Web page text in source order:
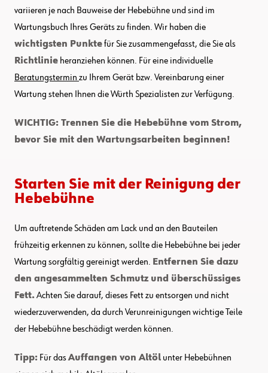
variieren je nach Bauweise der Hebebühne und sind im
Wartungsbuch Ihres Geräts zu finden. Wir haben die
wichtigsten Punktefür Sie zusammengefasst, die Sie als
Richtlinie heranziehen können. Für eine individuelle
Beratungstermin zu Ihrem Gerät bzw. Vereinbarung einer
Wartung stehen Ihnen die Würth Spezialisten zur Verfügung.
WICHTIG: Trennen Sie die Hebebühne vom Strom,
bevor Sie mit den Wartungsarbeiten beginnen!
Starten Sie mit der Reinigung der
Hebebühne
Um auftretende Schäden am Lack und an den Bauteilen
frühzeitig erkennen zu können, sollte die Hebebühne bei jeder
Wartung sorgfältig gereinigt werden. Entfernen Sie dazu
den angesammelten Schmutz und überschüssiges
Fett.Achten Sie darauf, dieses Fett zu entsorgen und nicht
wiederzuverwenden, da durch Verunreinigungen wichtige Teile
der Hebebühne beschädigt werden können.
Tipp: Für dasAuffangen von Altöl unter Hebebühnen